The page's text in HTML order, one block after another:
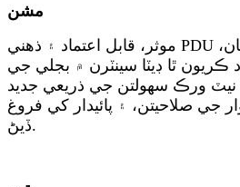
مشن
موثر، قابل اعتماد ۽ ذھني PDU پاور حل مهيا ڪرڻ سان،
ٿا ڊيٽا سينٽرن ۾ بجلي جي
نيٽ ورڪ سهولتن جي ذريعي جديد
جي صلاحيتن، ۽ پائيدار کي فروغ
ڏيڻ.